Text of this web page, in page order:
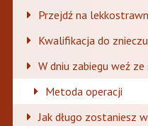
Przejdź na
Kwalifikacja do
W dniu zabiegu weź ze
Metoda operacji
Jak długo zostaniesz